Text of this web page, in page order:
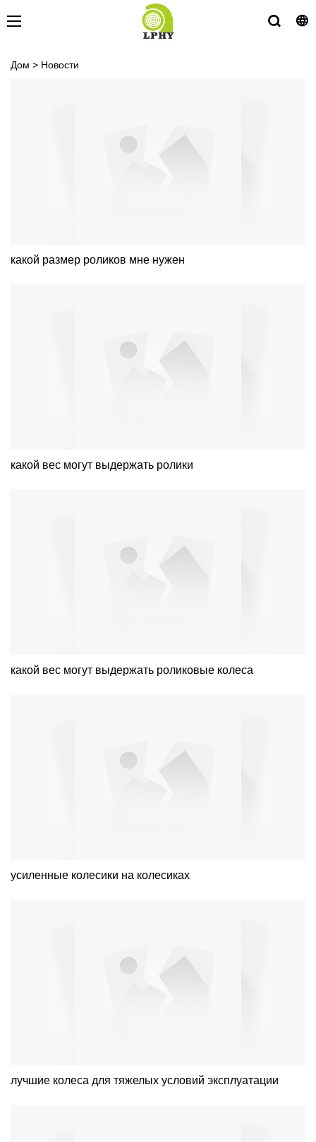
Дом > Новости
какой размер роликов мне нужен
какой вес могут выдержать ролики
какой вес могут выдержать роликовые колеса
усиленные колесики на колесиках
лучшие колеса для тяжелых условий эксплуатации